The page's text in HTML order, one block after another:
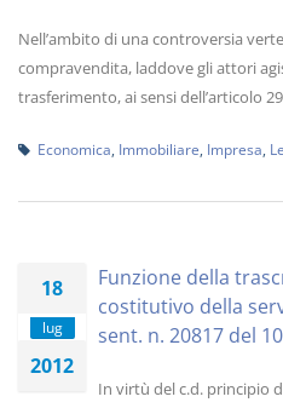
Nell’ambito di una controversia
compravendita, laddove gli attori
trasferimento, ai sensi dell’articolo
Economica Immobiliare Impresa
18
lug
2012
Funzione della
costitutivo della
sent. n. 20817 del
In virtù del c.d. principio